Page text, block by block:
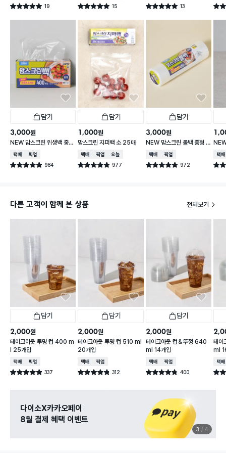
별점 5.0점 19
건 작성 별점 5.0점 15
건 작성 별점 5.0점 13
건 작성 별점
담기
3,000원
NEW 맘스크린 위생백 중형
400매입
택배배송매장픽업
별점 4.9점 984
건 작성
담기
1,000원
맘스크린 지퍼백 소 25매
택배배송매장픽업오늘배송
별점 4.9점 977
건 작성
담기
3,000원
NEW 맘스크린 롤백 중형 4
50매입
택배배송매장픽업
별점 4.9점 972
건 작성
30
택배
별점
다른 고객이 함께 본 상품 전체보기
담기
2,000원
테이크아웃 투명 컵 400 m
l 25개입
택배배송매장픽업
별점 4.9점 337
건 작성
담기
2,000원
테이크아웃 투명 컵 510 ml
20개입
택배배송매장픽업
별점 4.8점 312
건 작성
담기
2,000원
테이크아웃 컵＆뚜껑 640
ml 14개입
택배배송매장픽업
별점 4.8점 400
건 작성
테이
ml
택배
별점
다이소X카카오페이
8월 결제 혜택 이벤트
3 4